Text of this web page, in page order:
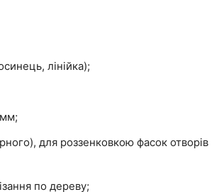
лінійка);
для роззенковкою фасок отворів
по дереву;